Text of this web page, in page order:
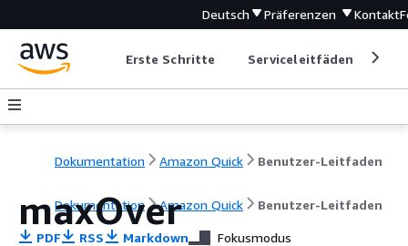
Deutsch Präferenzen Kontakt
Erste Schritte Serviceleitfäden
Dokumentation Amazon Quick Benutzer-Leitfaden
Dokumentation Amazon Quick Benutzer-Leitfaden
maxOver
PDF RSS Markdown Fokusmodus